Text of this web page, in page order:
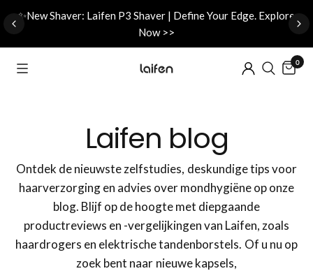
✨New Shaver: Laifen P3 Shaver | Define Your Edge. Explore
Now >>
0
Laifen blog
Ontdek de nieuwste zelfstudies, deskundige tips voor
haarverzorging en advies over mondhygiëne op onze
blog. Blijf op de hoogte met diepgaande
productreviews en -vergelijkingen van Laifen, zoals
haardrogers en elektrische tandenborstels. Of u nu op
zoek bent naar nieuwe kapsels,